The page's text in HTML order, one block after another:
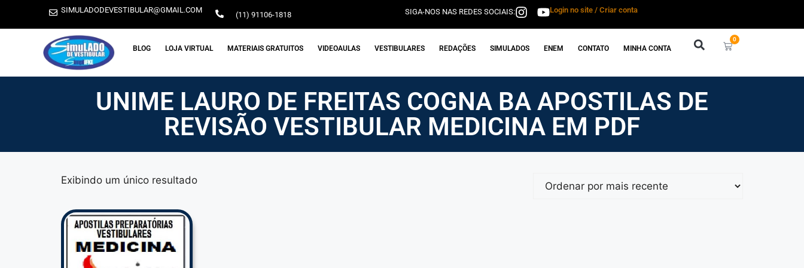
SIMULADODEVESTIBULAR@GMAIL.COM (11) 91106-1818 SIGA-NOS NAS REDES SOCIAIS: Login no site / Criar conta
BLOG LOJA VIRTUAL MATERIAIS GRATUITOS VIDEOAULAS VESTIBULARES REDAÇÕES SIMULADOS ENEM CONTATO MINHA CONTA
0
UNIME LAURO DE FREITAS COGNA BA APOSTILAS DE
REVISÃO VESTIBULAR MEDICINA EM PDF
Exibindo um único resultado